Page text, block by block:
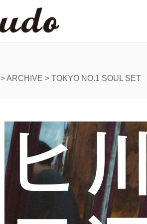
>ARCHIVE > TOKYO NO.1 SOUL SET